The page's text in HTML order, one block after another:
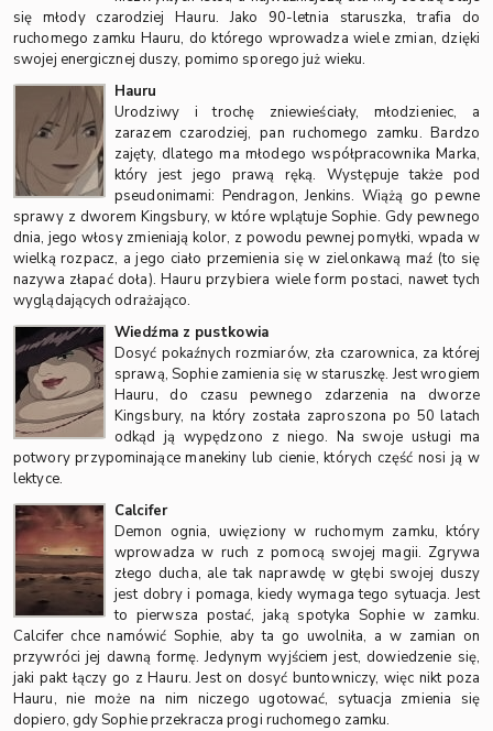
się młody czarodziej Hauru. Jako 90-letnia staruszka, trafia do
ruchomego zamku Hauru, do którego wprowadza wiele zmian, dzięki
swojej energicznej duszy, pomimo sporego już wieku.
Hauru
Urodziwy i trochę zniewieściały, młodzieniec, a
zarazem czarodziej, pan ruchomego zamku. Bardzo
zajęty, dlatego ma młodego współpracownika Marka,
który jest jego prawą ręką. Występuje także pod
pseudonimami: Pendragon, Jenkins. Wiążą go pewne
sprawy z dworem Kingsbury, w które wplątuje Sophie. Gdy pewnego
dnia, jego włosy zmieniają kolor, z powodu pewnej pomyłki, wpada w
wielką rozpacz, a jego ciało przemienia się w zielonkawą maź (to się
nazywa złapać doła). Hauru przybiera wiele form postaci, nawet tych
wyglądających odrażająco.
Wiedźma z pustkowia
Dosyć pokaźnych rozmiarów, zła czarownica, za której
sprawą, Sophie zamienia się w staruszkę. Jest wrogiem
Hauru, do czasu pewnego zdarzenia na dworze
Kingsbury, na który została zaproszona po 50 latach
odkąd ją wypędzono z niego. Na swoje usługi ma
potwory przypominające manekiny lub cienie, których część nosi ją w
lektyce.
Calcifer
Demon ognia, uwięziony w ruchomym zamku, który
wprowadza w ruch z pomocą swojej magii. Zgrywa
złego ducha, ale tak naprawdę w głębi swojej duszy
jest dobry i pomaga, kiedy wymaga tego sytuacja. Jest
to pierwsza postać, jaką spotyka Sophie w zamku.
Calcifer chce namówić Sophie, aby ta go uwolniła, a w zamian on
przywróci jej dawną formę. Jedynym wyjściem jest, dowiedzenie się,
jaki pakt łączy go z Hauru. Jest on dosyć buntowniczy, więc nikt poza
Hauru, nie może na nim niczego ugotować, sytuacja zmienia się
dopiero, gdy Sophie przekracza progi ruchomego zamku.